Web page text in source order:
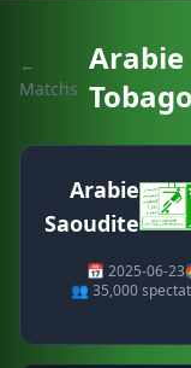
←
Matchs
Arabie
Tobago
Arabie
Saoudite
📅 2025-06-23
👥 35,000